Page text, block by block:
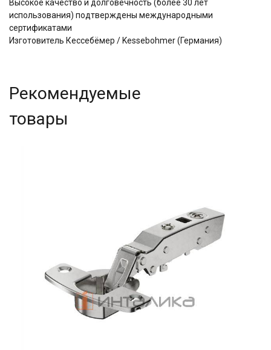
Высокое качество и долговечность (более 30 лет
использования) подтверждены международными
сертификатами
Изготовитель Кессебёмер / Kessebohmer (Германия)
Рекомендуемые
товары